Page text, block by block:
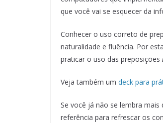
que você vai se esquecer da
Conhecer o uso correto de
naturalidade e fluência. Por
praticar o uso das preposições
Veja também um deck para
Se você já não se lembra
referência para refrescar os